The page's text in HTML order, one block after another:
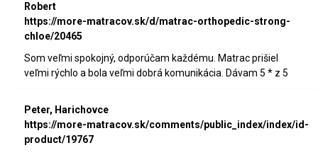
Robert
https://more-matracov.sk/d/matrac-orthopedic-strong-
chloe/20465
Som veľmi spokojný, odporúčam každému. Matrac prišiel
veľmi rýchlo a bola veľmi dobrá komunikácia. Dávam 5 * z 5
Peter, Harichovce
https://more-matracov.sk/comments/public_index/index/id-
product/19767